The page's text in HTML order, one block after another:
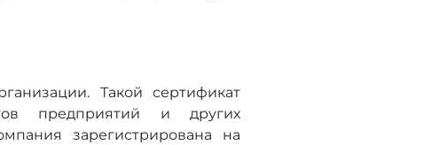
Такой сертификат
предприятий и других
зарегистрирована на